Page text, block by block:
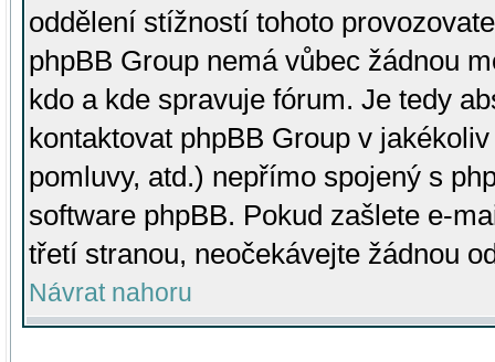
oddělení stížností tohoto
phpBB Group nemá vůbec žádnou
kdo a kde spravuje fórum. Je tedy
kontaktovat phpBB Group v
pomluvy, atd.) nepřímo spojený s
software phpBB. Pokud zašlete e-
třetí stranou, neočekávejte žádnou
Návrat nahoru